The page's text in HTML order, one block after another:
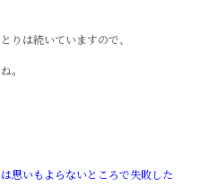
りは続いていますので、
。
思いもよらないところで失敗した